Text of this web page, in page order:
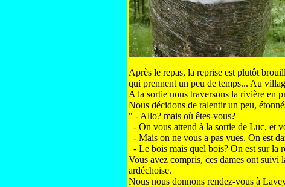
Après le repas, la reprise est plutôt
qui prennent un peu de temps... Au
A la sortie nous traversons la rivière en
Nous décidons de ralentir un peu,
" - Allo? mais où êtes-vous?
- On vous attend à la sortie de Luc, et
- Mais on ne vous a pas vues. On est
- Le bois mais quel bois? On est sur la
Vous avez compris, ces dames ont
ardéchoise.
Nous nous donnons rendez-vous à